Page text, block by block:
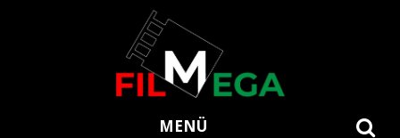
MENÜ